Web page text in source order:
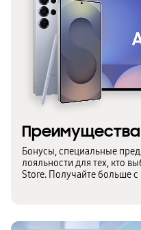
Преимущества
Бонусы, специальные
лояльности для тех, кто
Store. Получайте больше